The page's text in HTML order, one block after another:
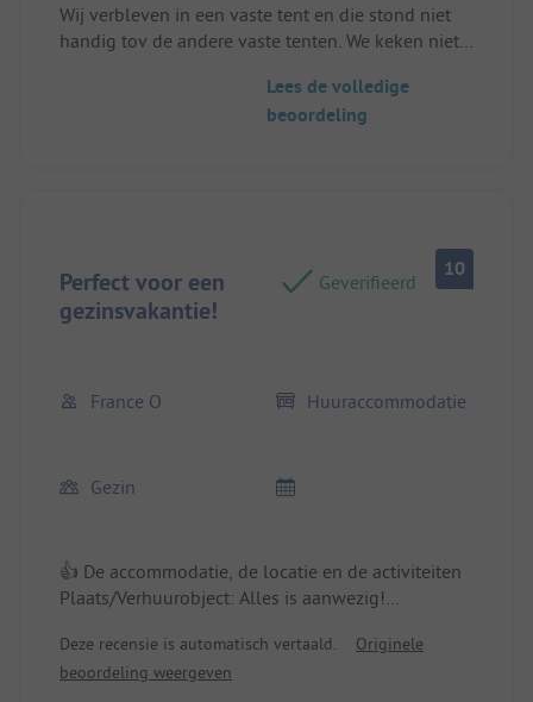
Standplaats/Huuraccommodatie: Ruime, goed
ingerichte tent. Heel fijne veranda!
Wij verbleven in een vaste tent en die stond niet
handig tov de andere vaste tenten. We keken niet
kwartslag was gedraaid was dat fijner geweest
Standplaats/Huuraccommodatie: Ligging, zie
Lees de volledige
beoordeling
Perfect voor een
gezinsvakantie!
Geverifieerd
10
France O Huuraccommodatie
Gezin
👍 De accommodatie, de locatie en de activiteiten
Plaats/Verhuurobject: Alles is aanwezig!
👎 eerlijk gezegd niks
Plaats/Verhuurobject: Het enige wat toegevoegd
Deze recensie is automatisch vertaald.
Originele
beoordeling weergeven